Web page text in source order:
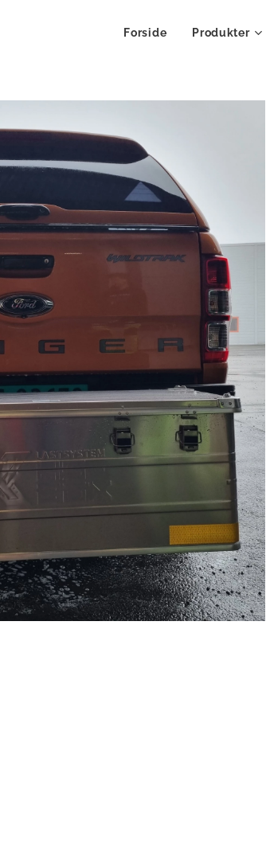
Forside Produkter